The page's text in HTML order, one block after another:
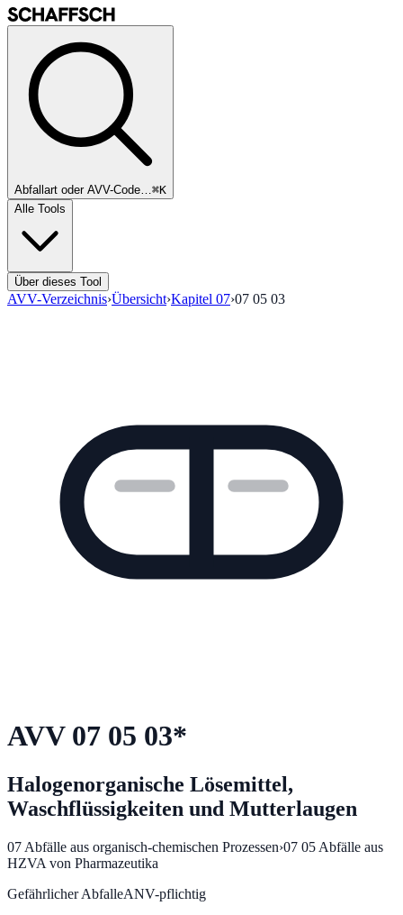
Abfallart oder AVV-Code…⌘K
Alle Tools
Über dieses Tool
AVV-Verzeichnis›Übersicht›Kapitel 07›07 05 03
AVV 07 05 03*
Halogenorganische Lösemittel,
Waschflüssigkeiten und Mutterlaugen
07 Abfälle aus organisch-chemischen Prozessen›07 05 Abfälle aus
HZVA von Pharmazeutika
Gefährlicher AbfalleANV-pflichtig